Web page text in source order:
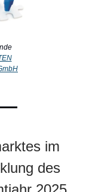
im
des